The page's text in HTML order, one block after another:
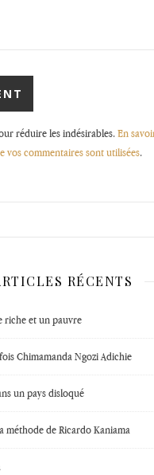
réduire les indésirables.En
vos commentaires sont utilisées.
RÉCENTS
riche et un pauvre
Chimamanda Ngozi Adichie
un pays disloqué
méthode de Ricardo Kaniama